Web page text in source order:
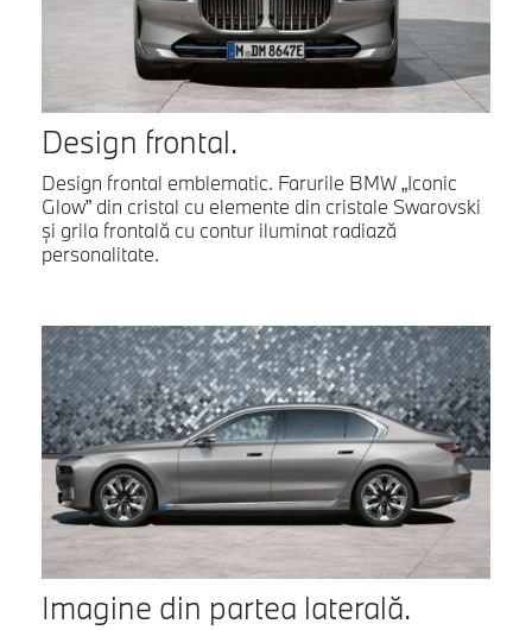
Design frontal.
Design frontal emblematic. Farurile BMW „Iconic
Glow” din cristal cu elemente din cristale Swarovski
şi grila frontală cu contur iluminat radiază
personalitate.
Imagine din partea laterală.